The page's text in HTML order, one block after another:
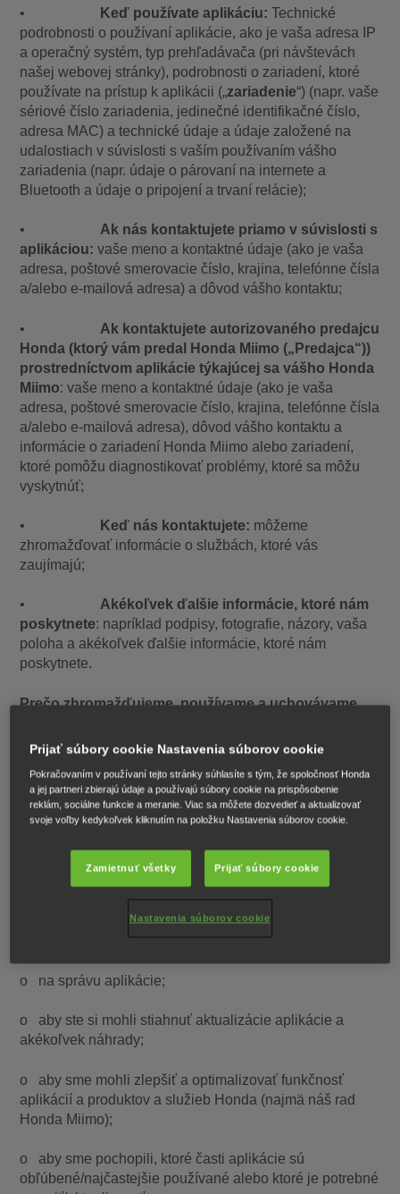
• Keď používate aplikáciu:Technické
podrobnosti o používaní aplikácie, ako je vaša adresa IP
a operačný systém, typ prehľadávača (pri návštevách
našej webovej stránky), podrobnosti o zariadení, ktoré
používate na prístup k aplikácii („zariadenie“) (napr. vaše
sériové číslo zariadenia, jedinečné identifikačné číslo,
adresa MAC) a technické údaje a údaje založené na
udalostiach v súvislosti s vaším používaním vášho
zariadenia (napr. údaje o párovaní na internete a
Bluetooth a údaje o pripojení a trvaní relácie);
• Ak nás kontaktujete priamo v súvislosti s
aplikáciou: vaše meno a kontaktné údaje (ako je vaša
adresa, poštové smerovacie číslo, krajina, telefónne čísla
a/alebo e-mailová adresa) a dôvod vášho kontaktu;
• Ak kontaktujete autorizovaného predajcu
Honda (ktorý vám predal Honda Miimo („Predajca“))
prostredníctvom aplikácie týkajúcej sa vášho Honda
Miimo: vaše meno a kontaktné údaje (ako je vaša
adresa, poštové smerovacie číslo, krajina, telefónne čísla
a/alebo e-mailová adresa), dôvod vášho kontaktu a
informácie o zariadení Honda Miimo alebo zariadení,
ktoré pomôžu diagnostikovať problémy, ktoré sa môžu
vyskytnúť;
• Keď nás kontaktujete: môžeme
zhromažďovať informácie o službách, ktoré vás
zaujímajú;
•Akékoľvek ďalšie informácie, ktoré nám
poskytnete: napríklad podpisy, fotografie, názory, vaša
poloha a akékoľvek ďalšie informácie, ktoré nám
poskytnete.
Prečo zhromažďujeme, používame a uchovávame
ukladáme z dôvodov uvedených nižšie.
·Ak je to potrebné pre oprávnené záujmy
o na poskytovanie aplikácie a súvisiacich služieb
vrátane zasielania upozornení a oznámení o službách;
o na správu aplikácie;
o aby ste si mohli stiahnuť aktualizácie aplikácie a
akékoľvek náhrady;
o aby sme mohli zlepšiť a optimalizovať funkčnosť
aplikácií a produktov a služieb Honda (najmä náš rad
Honda Miimo);
o aby sme pochopili, ktoré časti aplikácie sú
obľúbené/najčastejšie používané alebo ktoré je potrebné
Prijať súbory cookie Nastavenia súborov cookie
Pokračovaním v používaní tejto stránky súhlasíte s tým, že spoločnosť Honda
a jej partneri zbierajú údaje a používajú súbory cookie na prispôsobenie
reklám, sociálne funkcie a meranie. Viac sa môžete dozvedieť a aktualizovať
svoje voľby kedykoľvek kliknutím na položku Nastavenia súborov cookie.
Zamietnuť všetky Prijať súbory cookie
Nastavenia súborov cookie